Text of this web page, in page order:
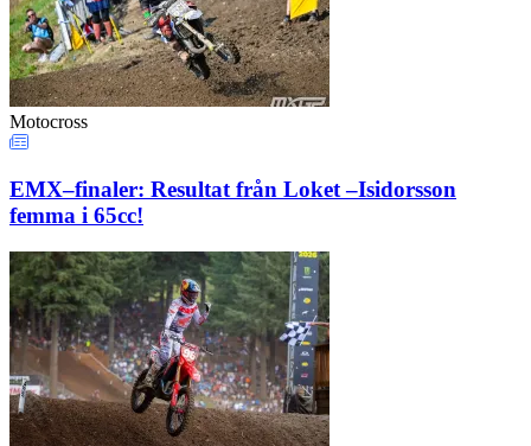
Motocross
EMX–finaler: Resultat från Loket –Isidorsson
femma i 65cc!